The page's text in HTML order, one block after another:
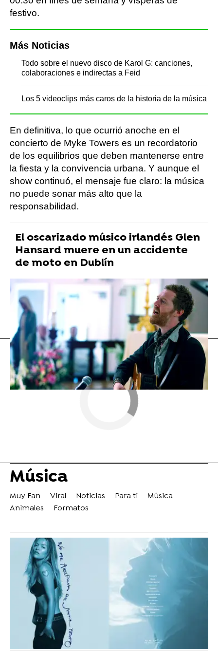
festivo.
Más Noticias
Todo sobre el nuevo disco de Karol G: canciones,
colaboraciones e indirectas a Feid
Los 5 videoclips más caros de la historia de la música
En definitiva, lo que ocurrió anoche en el
concierto de Myke Towers es un recordatorio
de los equilibrios que deben mantenerse entre
la fiesta y la convivencia urbana. Y aunque el
show continuó, el mensaje fue claro: la música
no puede sonar más alto que la
responsabilidad.
El oscarizado músico irlandés Glen
Hansard muere en un accidente
de moto en Dublín
Myke Towers conciertos
Flooxer Now » Música
Música
Muy Fan Viral Noticias Para ti
Música
Animales
Formatos